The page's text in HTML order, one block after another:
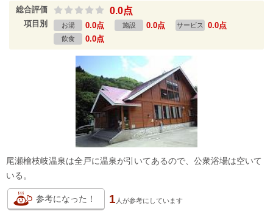
総合評価 0.0点
項目別 お湯 0.0点 施設 0.0点 サービス 0.0点
飲食 0.0点
尾瀬檜枝岐温泉は全戸に温泉が引いてあるので、公衆浴場は空いて
いる。
参考になった！ 1 人が参考にしています